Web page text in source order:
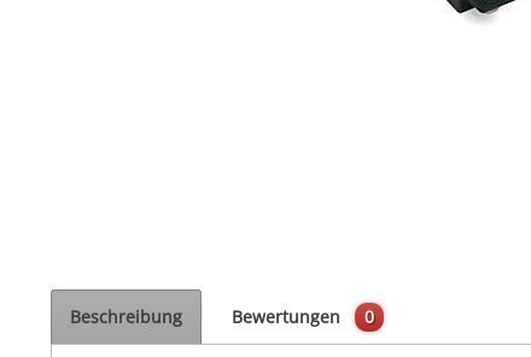
Beschreibung Bewertungen 0